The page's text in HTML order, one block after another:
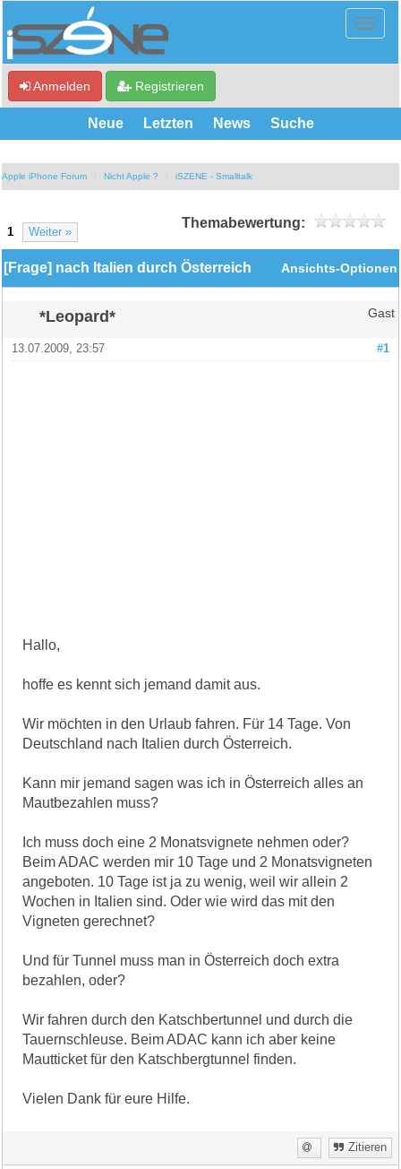
Anmelden Registrieren
Neue Letzten News Suche
Apple iPhone Forum Nicht Apple ? iSZENE - Smalltalk
1 Weiter »
Themabewertung:
Ansichts-Optionen
[Frage] nach Italien durch Österreich
*Leopard* Gast
#1
13.07.2009, 23:57
Hallo,
hoffe es kennt sich jemand damit aus.
Wir möchten in den Urlaub fahren. Für 14 Tage. Von
Deutschland nach Italien durch Österreich.
Kann mir jemand sagen was ich in Österreich alles an
Mautbezahlen muss?
Ich muss doch eine 2 Monatsvignete nehmen oder?
Beim ADAC werden mir 10 Tage und 2 Monatsvigneten
angeboten. 10 Tage ist ja zu wenig, weil wir allein 2
Wochen in Italien sind. Oder wie wird das mit den
Vigneten gerechnet?
Und für Tunnel muss man in Österreich doch extra
bezahlen, oder?
Wir fahren durch den Katschbertunnel und durch die
Tauernschleuse. Beim ADAC kann ich aber keine
Mautticket für den Katschbergtunnel finden.
Vielen Dank für eure Hilfe.
Zitieren